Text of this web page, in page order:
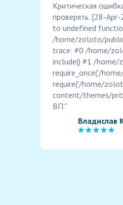
Критическая
проверять. [28-
to undefined
/home/zoloto/
trace: #0 /home/
include() #1 /
require_once('/
require('/home/
content/themes/
ВП."
Владислав